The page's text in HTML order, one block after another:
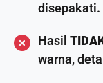
disepakati.
Hasil
warna,